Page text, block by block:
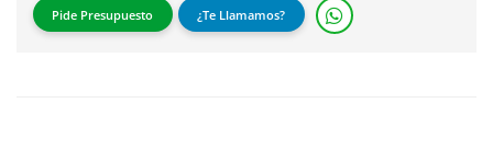
Pide Presupuesto ¿Te Llamamos?